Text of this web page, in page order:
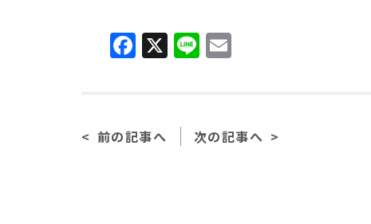
F
a
b
X Li
n
前の記事へ 次の記事へ